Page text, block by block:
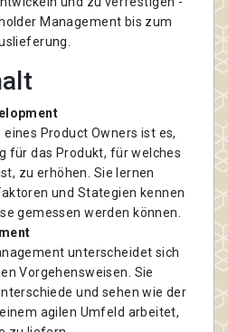
Management bis zum
Product Owners ist es,
für das Produkt, für welches
zu erhöhen. Sie lernen
und Stategien kennen
gemessen werden können.
unterscheidet sich
Vorgehensweisen. Sie
und sehen wie der
agilen Umfeld arbeitet,